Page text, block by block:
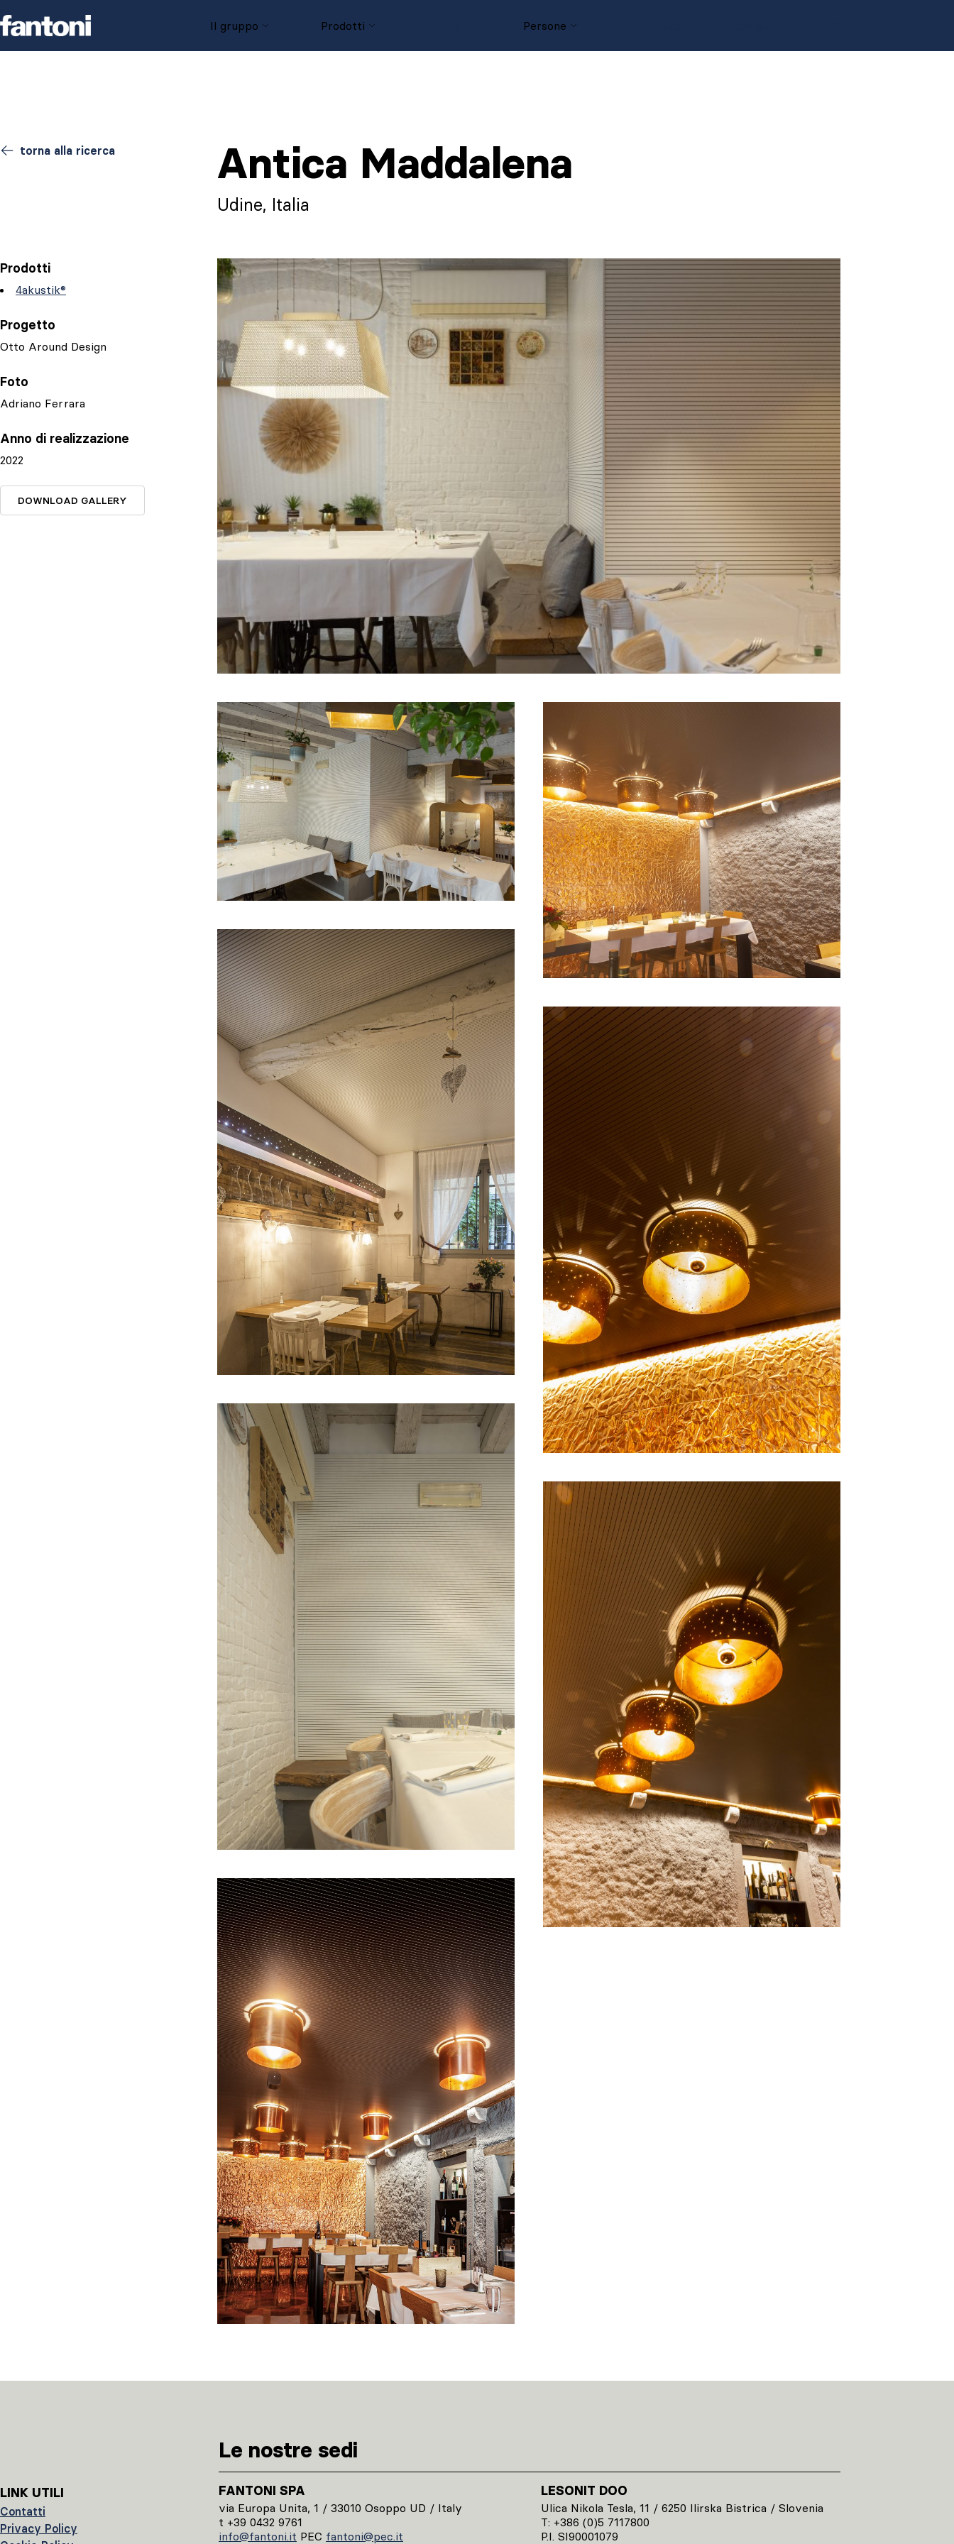
Il gruppo
Prodotti Persone
torna alla ricerca Antica Maddalena
Udine, Italia
Prodotti
4akustik®
Progetto
Otto Around Design
Foto
Adriano Ferrara
Anno di realizzazione
2022
DOWNLOAD GALLERY
LINK UTILI
Contatti
Privacy Policy
Le nostre sedi
FANTONI SPA
via Europa Unita, 1 / 33010 Osoppo UD / Italy
t +39 0432 9761
info@fantoni.it PEC fantoni@pec.it
LESONIT DOO
Ulica Nikola Tesla, 11 / 6250 Ilirska Bistrica / Slovenia
T: +386 (0)5 7117800
P.I. SI90001079